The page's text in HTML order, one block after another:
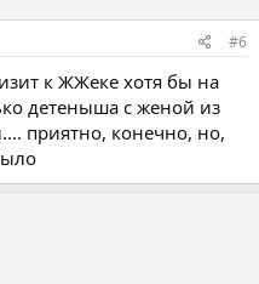
#6
к ЖЖеке хотя бы на
детеныша с женой из
приятно, конечно, но,